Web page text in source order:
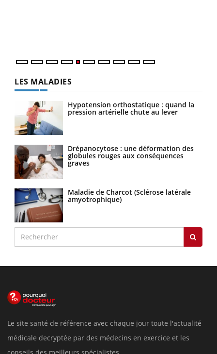
LES MALADIES
Hypotension orthostatique : quand la
pression artérielle chute au lever
Drépanocytose : une déformation des
globules rouges aux conséquences
graves
Maladie de Charcot (Sclérose latérale
amyotrophique)
Le site santé de référence avec chaque jour toute l'actualité
médicale decryptée par des médecins en exercice et les